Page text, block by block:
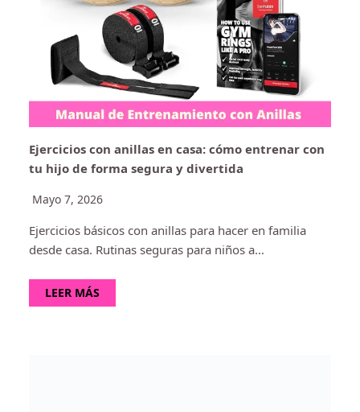
Ejercicios con anillas en casa: cómo entrenar con
tu hijo de forma segura y divertida
Mayo 7, 2026
Ejercicios básicos con anillas para hacer en familia
desde casa. Rutinas seguras para niños a…
LEER MÁS